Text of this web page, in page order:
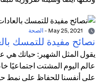
- الصحة
نصائح مفيدة للتمسك
يقول المثل الشهير: حياتك هي
عالم اليوم المشتت اجتماعيًا
على أنفسنا للحفاظ على نمط